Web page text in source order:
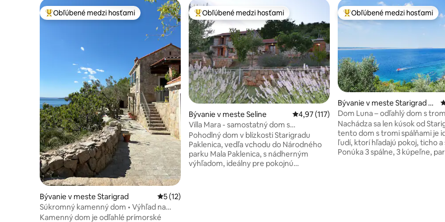
Najobľúbenejšie medzi hosťami
Obľúbené medzi hosťami
Bývanie v meste Starigrad Priemerné ohodnotenie 5 z 5, počet hodnotení: 12
5 (12)
Súkromný kamenný dom • Výhľad na
more • Pokojný pobyt
Kamenný dom je odľahlé prímorské
Najobľúbenejšie medzi hosťami
Obľúbené medzi hosťami
Bývanie v meste Seline Priemerné ohodnotenie 4,97 z 5, počet
4,97 (117)
Villa Mara - samostatný dom s
úchvatným výhľadom
Pohodlný dom v blízkosti Starigradu
Paklenica, vedľa vchodu do Národného
parku Mala Paklenica, s nádherným
výhľadom, ideálny pre pokojnú
Najobľúbenejšie medzi hosťami
Obľúbené medzi hosťami
Bývanie v meste Starigrad Pa
klenica
Dom Luna – odľahlý dom s
spálňami
Nachádza sa len kúsok od
tento dom s tromi spálňami je
ľudí, ktorí hľadajú pokoj, ticho
Ponúka 3 spálne, 3 kúpeľne,